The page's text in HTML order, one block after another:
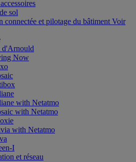
sol
connectée et pilotage du bâtiment Voir
Now
with Netatmo
with Netatmo
with Netatmo
I
et réseau